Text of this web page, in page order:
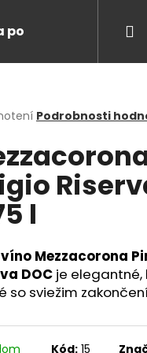
Podrobnosti
l
víno Mezzacorona
DOC je elegantné,
so sviežim
Kód: 15